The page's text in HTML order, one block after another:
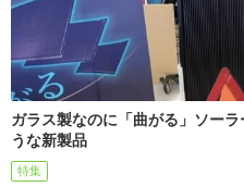
ガラス製なのに「曲がる」ソー
うな新製品
特集